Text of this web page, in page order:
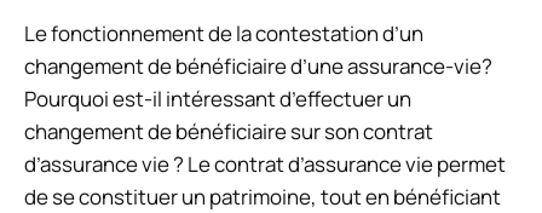
Le fonctionnement de la contestation d’un
changement de bénéficiaire d’une assurance-vie?
Pourquoi est-il intéressant d’effectuer un
changement de bénéficiaire sur son contrat
d’assurance vie ? Le contrat d’assurance vie permet
de se constituer un patrimoine, tout en bénéficiant